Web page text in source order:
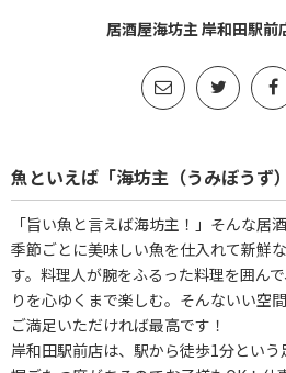
居酒屋海坊主 岸和田駅前
魚といえば「海坊主（うみぼうず）
「旨い魚と言えば海坊主！」そんな居
季節ごとに美味しい魚を仕入れて新鮮
す。料理人が腕をふるった料理を囲ん
りを心ゆくまで楽しむ。そんないい空
ご満足いただければ最高です！
岸和田駅前店は、駅から徒歩1分という